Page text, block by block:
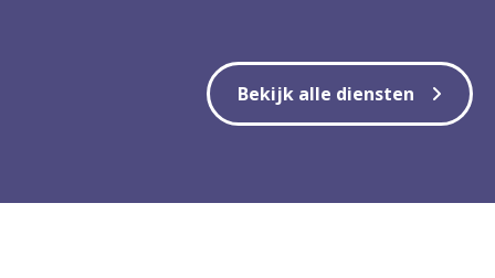
Bekijk alle diensten